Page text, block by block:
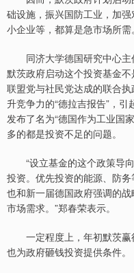
础设施，振兴国防工业，加
小企业等，都算是急市场所需。
同济大学德国研究中心主
默茨政府启动这个投资基金
联盟党与社民党达成的联合
升竞争力的“德拉吉报告”，
发布了名为“德国作为工业国
多的都是投资不足的问题。
“设立基金的这个政策导向
投资。优先投资的能源、防
也和新一届德国政府强调的
市场需求。”郑春荣表示。
一定程度上，年初默茨赢
也为政府砸钱投资提供条件。